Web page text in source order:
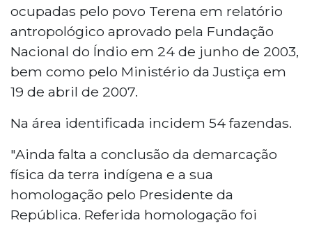
ocupadas pelo povo Terena em relatório
antropológico aprovado pela Fundação
Nacional do Índio em 24 de junho de 2003,
bem como pelo Ministério da Justiça em
19 de abril de 2007.
Na área identificada incidem 54 fazendas.
"Ainda falta a conclusão da demarcação
física da terra indígena e a sua
homologação pelo Presidente da
República. Referida homologação foi